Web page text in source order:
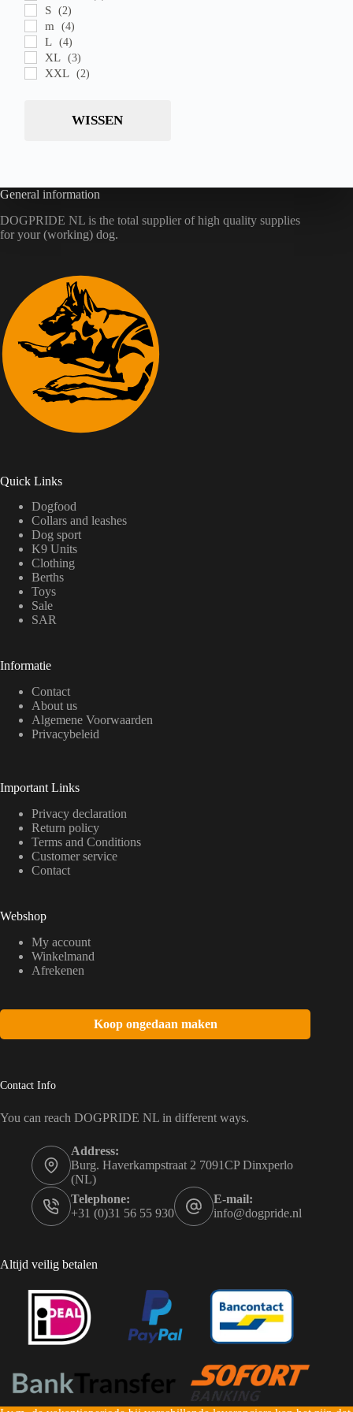
S (2)
m (4)
L (4)
XL (3)
XXL (2)
WISSEN
General information
DOGPRIDE NL is the total supplier of high quality supplies
for your (working) dog.
Quick Links
Dogfood
Collars and leashes
Dog sport
K9 Units
Clothing
Berths
Toys
Sale
SAR
Informatie
Contact
About us
Algemene Voorwaarden
Privacybeleid
Important Links
Privacy declaration
Return policy
Terms and Conditions
Customer service
Contact
Webshop
My account
Winkelmand
Afrekenen
Koop ongedaan maken
Contact Info
You can reach DOGPRIDE NL in different ways.
Address:
Burg. Haverkampstraat 2 7091CP Dinxperlo
(NL)
Telephone:
+31 (0)31 56 55 930
E-mail:
info@dogpride.nl
Altijd veilig betalen